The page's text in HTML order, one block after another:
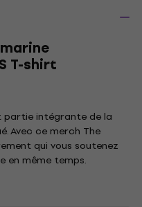
T-shirt
partie intégrante de la
Avec ce merch The
qui vous soutenez
en même temps.